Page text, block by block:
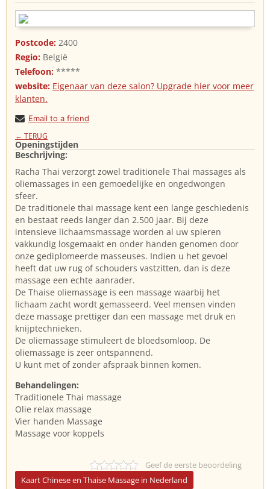
Postcode: 2400
Regio: België
Telefoon: *****
website: Eigenaar van deze salon? Upgrade hier voor meer
klanten.
Email to a friend
← TERUG
Openingstijden
Beschrijving:
Racha Thai verzorgt zowel traditionele Thai massages als
oliemassages in een gemoedelijke en ongedwongen
sfeer.
De traditionele thai massage kent een lange geschiedenis
en bestaat reeds langer dan 2.500 jaar. Bij deze
intensieve lichaamsmassage worden al uw spieren
vakkundig losgemaakt en onder handen genomen door
onze gediplomeerde masseuses. Indien u het gevoel
heeft dat uw rug of schouders vastzitten, dan is deze
massage een echte aanrader.
De Thaise oliemassage is een massage waarbij het
lichaam zacht wordt gemasseerd. Veel mensen vinden
deze massage prettiger dan een massage met druk en
knijptechnieken.
De oliemassage stimuleert de bloedsomloop. De
oliemassage is zeer ontspannend.
U kunt met of zonder afspraak binnen komen.
Behandelingen:
Traditionele Thai massage
Olie relax massage
Vier handen Massage
Massage voor koppels
Geef de eerste beoordeling
Kaart Chinese en Thaise Massage in Nederland